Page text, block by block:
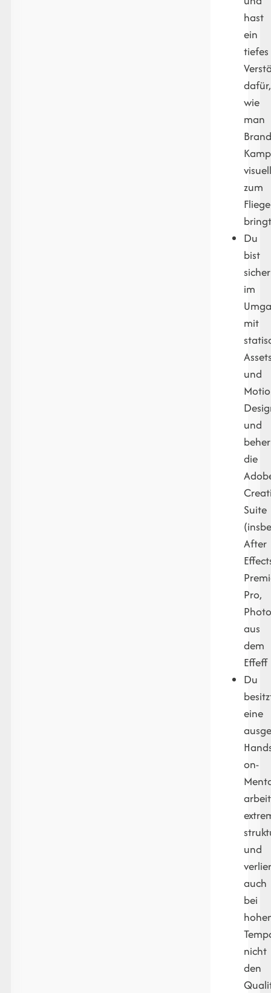
hast
ein
tiefes
dafür,
wie
man
zum
Du
bist
sicher
im
mit
und
und
die
Suite
After
Pro,
aus
dem
Effeff
Du
eine
on-
und
auch
bei
nicht
den